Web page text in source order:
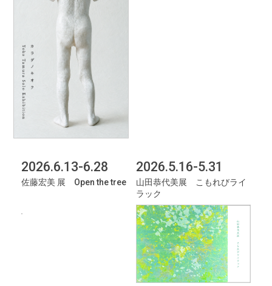
2026.6.13-6.28
佐藤宏美 展 Open the tree
2026.5.16-5.31
山田恭代美展 こもれびライ
ラック